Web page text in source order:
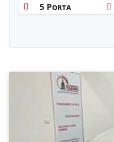
5 Porta